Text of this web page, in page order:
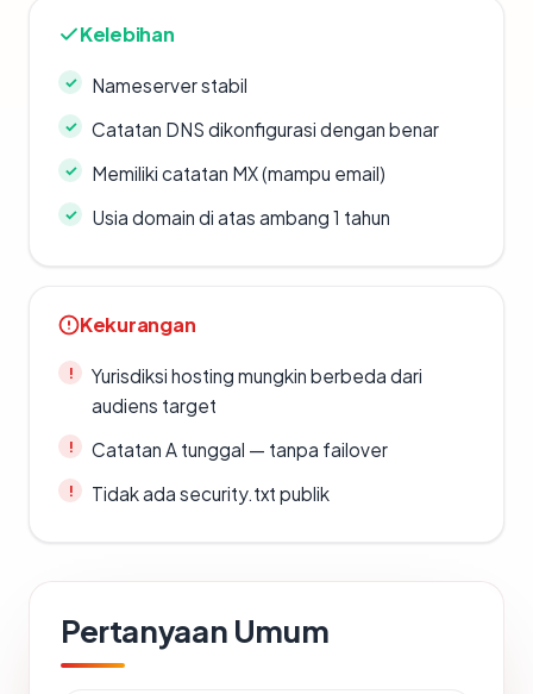
Kelebihan
Nameserver stabil
Catatan DNS dikonfigurasi dengan benar
Memiliki catatan MX (mampu email)
Usia domain di atas ambang 1 tahun
Kekurangan
Yurisdiksi hosting mungkin berbeda dari
audiens target
Catatan A tunggal — tanpa failover
Tidak ada security.txt publik
Pertanyaan Umum